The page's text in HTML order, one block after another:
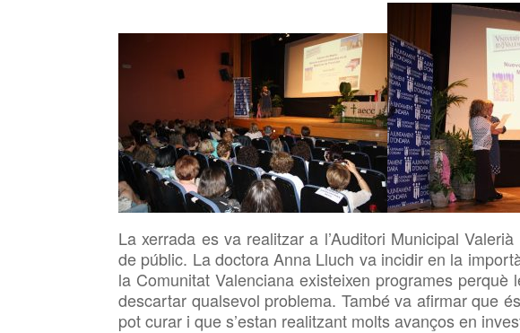
La xerrada es va realitzar a l’Auditori Municipal
de públic. La doctora Anna Lluch va incidir en la
la Comunitat Valenciana existeixen programes
descartar qualsevol problema. També va afirmar que
pot curar i que s’estan realitzant molts avanços en